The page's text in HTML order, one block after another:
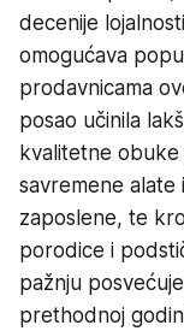
decenije
omogućava
prodavnicama
posao učinila
kvalitetne obuke
savremene alate
zaposlene, te
porodice i
pažnju
prethodnoj